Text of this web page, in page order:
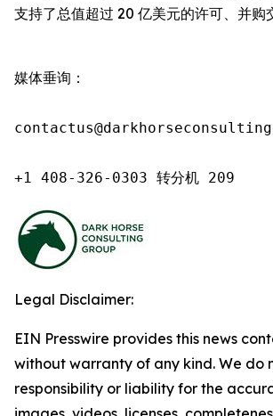
支持了总值超过 20 亿美元的许可、并购
媒体垂询：
+1 408-326-0303 转分机 209
Legal Disclaimer:
EIN Presswire provides this news
without warranty of any kind. We do
responsibility or liability for the